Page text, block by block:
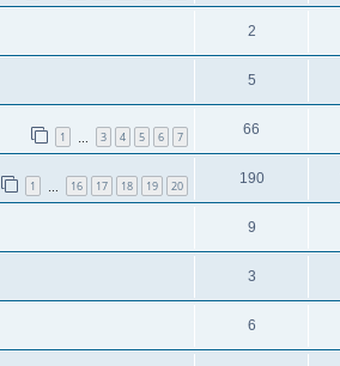
2
5
1 3 4 5 6 7
66
1 16 17 18 19 20
190
9
3
6